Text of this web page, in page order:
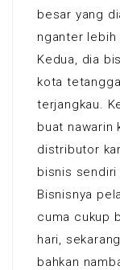
besar yang
nganter lebih
Kedua, dia
kota
terjangkau.
buat nawarin
distributor
bisnis
Bisnisnya
cuma cukup
hari,
bahkan